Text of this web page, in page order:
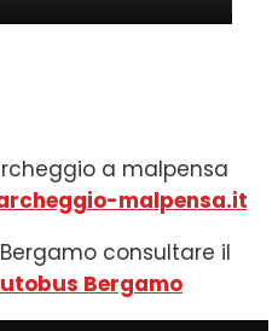
a malpensa
malpensa.it
consultare il
Bergamo